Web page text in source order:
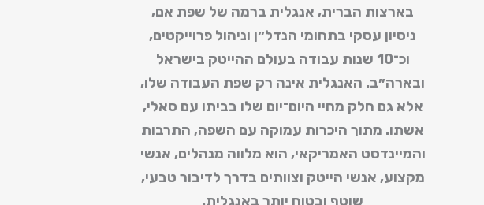
בארצות הברית, אנגלית ברמה של שפת אם,
ניסיון עסקי בתחומי הנדל״ן וניהול פרוייקטים,
וכ־10 שנות עבודה בעולם ההייטק בישראל
ובארה״ב. האנגלית אינה רק שפת העבודה שלו,
אלא גם חלק מחיי היום־יום שלו בביתו עם סאלי,
אשתו. מתוך היכרות עמוקה עם השפה, התרבות
והמיינדסט האמריקאי, הוא מלווה מנהלים, אנשי
מקצוע, אנשי הייטק וצוותים בדרך לדיבור טבעי,
שוטף ובטוח יותר באנגלית.